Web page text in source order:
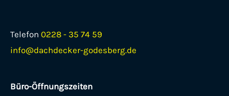
Telefon 0228 - 35 74 59
info@dachdecker-godesberg.de
Büro-Öffnungszeiten